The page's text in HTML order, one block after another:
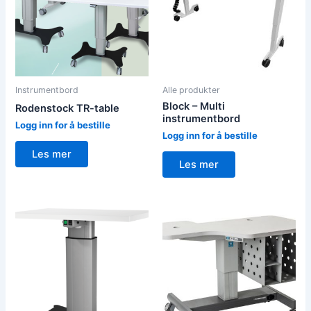
Instrumentbord
Rodenstock TR-table
Logg inn for å bestille
Les mer
Alle produkter
Block – Multi
instrumentbord
Logg inn for å bestille
Les mer